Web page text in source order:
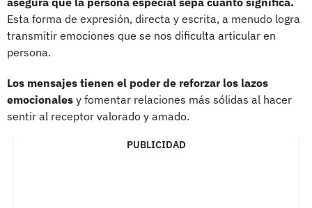
Esta forma de expresión, directa y escrita, a menudo logra
transmitir emociones que se nos dificulta articular en
persona.
Los mensajes tienen el poder de reforzar los lazos
emocionales y fomentar relaciones más sólidas al hacer
sentir al receptor valorado y amado.
PUBLICIDAD